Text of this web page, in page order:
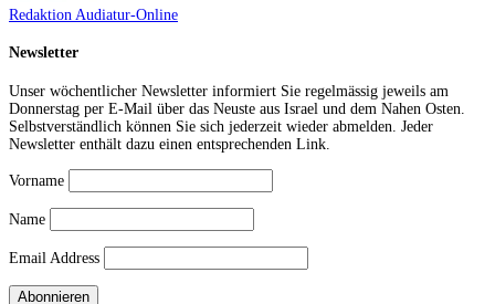
Redaktion Audiatur-Online
Newsletter
Unser wöchentlicher Newsletter informiert Sie regelmässig jeweils am
Donnerstag per E-Mail über das Neuste aus Israel und dem Nahen Osten.
Selbstverständlich können Sie sich jederzeit wieder abmelden. Jeder
Newsletter enthält dazu einen entsprechenden Link.
Vorname
Name
Email Address